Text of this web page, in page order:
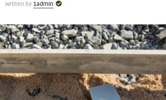
Written by 1admin